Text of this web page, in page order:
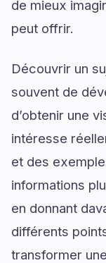
de mieux
peut offrir.
Découvrir un
souvent de
d’obtenir une
intéresse
et des
informations
en donnant
différents
transformer